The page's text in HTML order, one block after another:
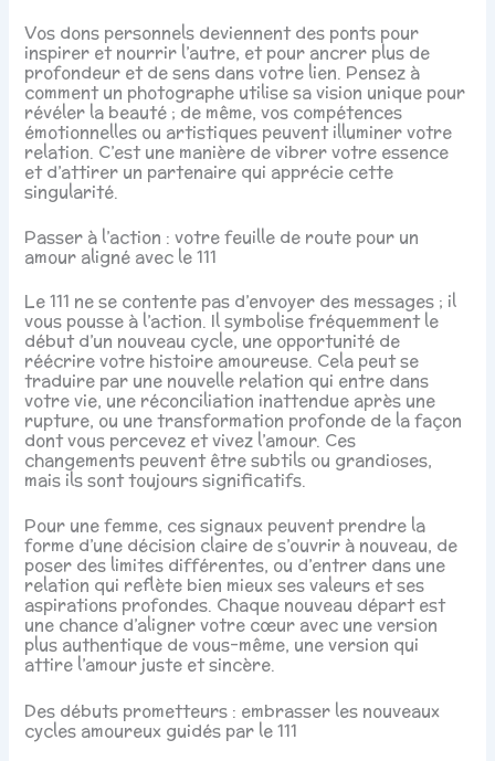
Vos dons personnels deviennent des ponts pour
inspirer et nourrir l’autre, et pour ancrer plus de
profondeur et de sens dans votre lien. Pensez à
comment un photographe utilise sa vision unique pour
révéler la beauté ; de même, vos compétences
émotionnelles ou artistiques peuvent illuminer votre
relation. C’est une manière de vibrer votre essence
et d’attirer un partenaire qui apprécie cette
singularité.
Passer à l’action : votre feuille de route pour un
amour aligné avec le 111
Le 111 ne se contente pas d’envoyer des messages ; il
vous pousse à l’action. Il symbolise fréquemment le
début d’un nouveau cycle, une opportunité de
réécrire votre histoire amoureuse. Cela peut se
traduire par une nouvelle relation qui entre dans
votre vie, une réconciliation inattendue après une
rupture, ou une transformation profonde de la façon
dont vous percevez et vivez l’amour. Ces
changements peuvent être subtils ou grandioses,
mais ils sont toujours significatifs.
Pour une femme, ces signaux peuvent prendre la
forme d’une décision claire de s’ouvrir à nouveau, de
poser des limites différentes, ou d’entrer dans une
relation qui reflète bien mieux ses valeurs et ses
aspirations profondes. Chaque nouveau départ est
une chance d’aligner votre cœur avec une version
plus authentique de vous-même, une version qui
attire l’amour juste et sincère.
Des débuts prometteurs : embrasser les nouveaux
cycles amoureux guidés par le 111